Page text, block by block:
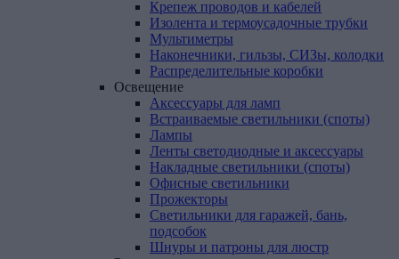
Крепеж проводов и кабелей
Изолента и термоусадочные трубки
Мультиметры
Наконечники, гильзы, СИЗы, колодки
Распределительные коробки
Освещение
Аксессуары для ламп
Встраиваемые светильники (споты)
Лампы
Ленты светодиодные и аксессуары
Накладные светильники (споты)
Офисные светильники
Прожекторы
Светильники для гаражей, бань,
подсобок
Шнуры и патроны для люстр